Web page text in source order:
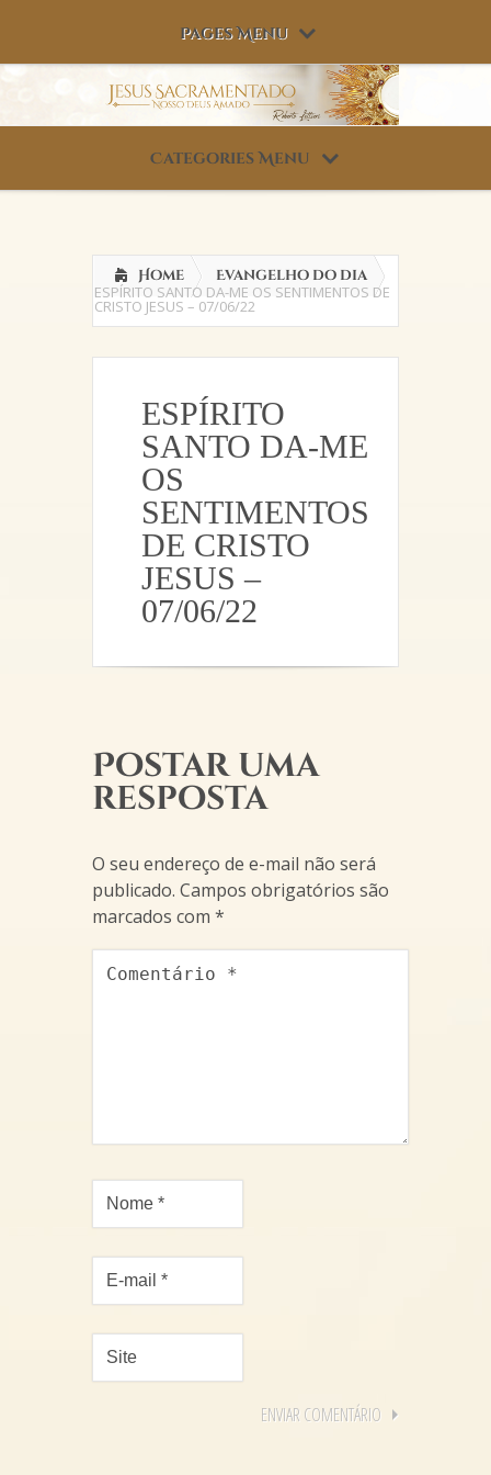
Pages Menu
Categories Menu
Home Evangelho do dia
ESPÍRITO SANTO DA-ME OS SENTIMENTOS DE
CRISTO JESUS – 07/06/22
ESPÍRITO
SANTO DA-ME
OS
SENTIMENTOS
DE CRISTO
JESUS –
07/06/22
Postar uma
resposta
O seu endereço de e-mail não será
publicado. Campos obrigatórios são
marcados com *